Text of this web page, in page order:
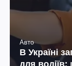
Авто
В Україні